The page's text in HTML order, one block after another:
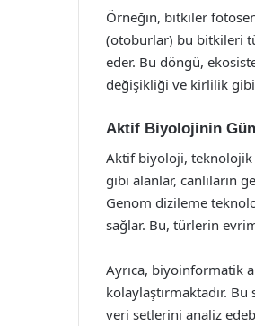
Örneğin, bitkiler
(otoburlar) bu bitkileri
eder. Bu döngü,
değişikliği ve kirlilik gibi
Aktif Biyolojinin
Aktif biyoloji, teknolojik
gibi alanlar, canlıların
Genom dizileme
sağlar. Bu, türlerin
Ayrıca, biyoinformatik
kolaylaştırmaktadır.
veri setlerini analiz